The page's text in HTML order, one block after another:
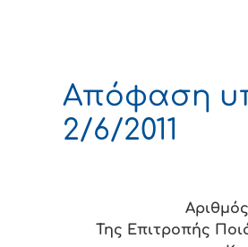
Απόφαση
2/6/2011
Της Επιτροπής